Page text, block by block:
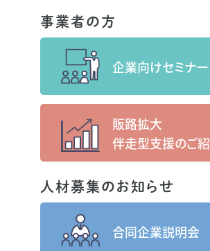
事業者の方
企業向けセミナー
販路拡大
伴走型支援のご
人材募集のお知らせ
合同企業説明会